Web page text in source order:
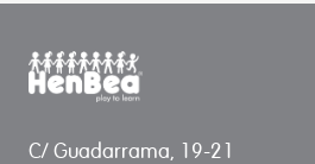
C/ Guadarrama, 19-21